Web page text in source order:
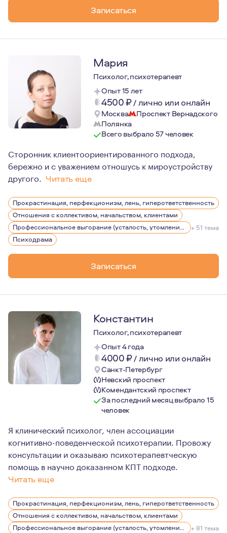
Записаться
Мария
Психолог, психотерапевт
Опыт 15 лет
4500₽/лично или онлайн
Москва
Проспект Вернадского
Полянка
Всего выбрало 57 человек
Сторонник клиентоориентированного подхода,
бережно и с уважением отношусь к мироустройству
другого. Читать еще
Для меня важно наблюдение за жизнью с
Прокрастинация, перфекционизм, лень, гиперответственность
Отношения с коллективом, начальством, клиентами
Профессиональное выгорание (усталость, утомление), стрессы
+ 51 тема
Психодрама
Записаться
Константин
Психолог, психотерапевт
Опыт 4 года
4000₽/лично или онлайн
Санкт-Петербург
Невский проспект
Комендантский проспект
За последний месяц выбрало 15
человек
Я клинический психолог, член ассоциации
когнитивно-поведенческой психотерапии. Провожу
консультации и оказываю психотерапевтческую
помощь в научно доказанном КПТ подходе.
Читать еще
В своей работе я считаю большой ценностью
Прокрастинация, перфекционизм, лень, гиперответственность
Отношения с коллективом, начальством, клиентами
Профессиональное выгорание (усталость, утомление), стрессы
+ 81 тема